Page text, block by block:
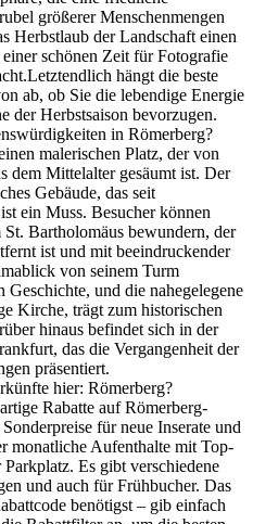
größerer Menschenmengen
Herbstlaub der Landschaft einen
schönen Zeit für Fotografie
hängt die beste
ab, ob Sie die lebendige Energie
der Herbstsaison bevorzugen.
in Römerberg?
malerischen Platz, der von
dem Mittelalter gesäumt ist. Der
Gebäude, das seit
ein Muss. Besucher können
Bartholomäus bewundern, der
ist und mit beeindruckender
von seinem Turm
und die nahegelegene
Kirche, trägt zum historischen
hinaus befindet sich in der
das die Vergangenheit der
präsentiert.
hier: Römerberg?
Rabatte auf Römerberg-
für neue Inserate und
monatliche Aufenthalte mit Top-
Es gibt verschiedene
und auch für Frühbucher. Das
benötigst – gib einfach